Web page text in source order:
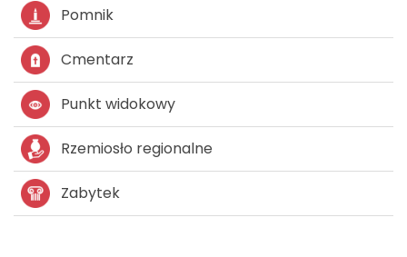
Pomnik
Cmentarz
Punkt widokowy
Rzemiosło regionalne
Zabytek